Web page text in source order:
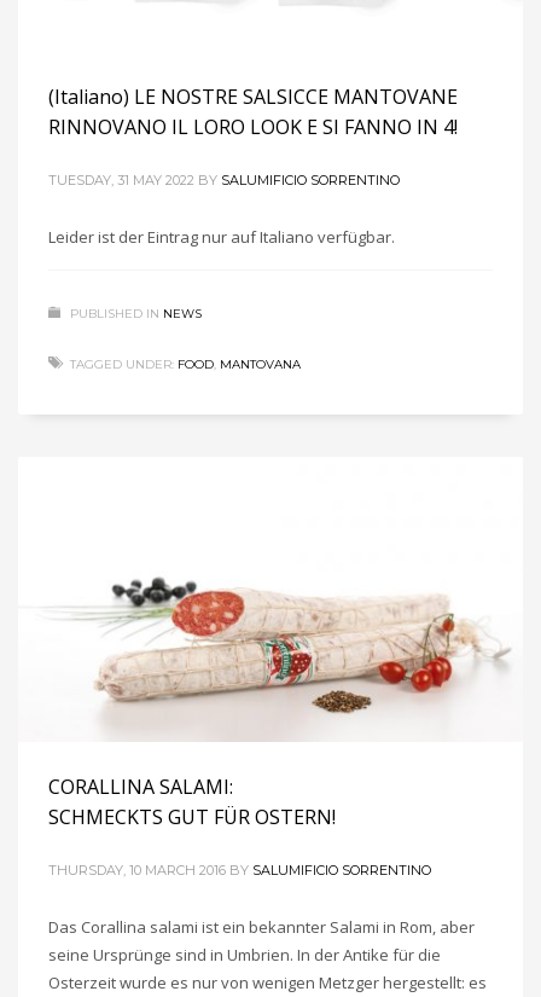
(Italiano) LE NOSTRE SALSICCE MANTOVANE
RINNOVANO IL LORO LOOK E SI FANNO IN 4!
TUESDAY, 31 MAY 2022 BY SALUMIFICIO SORRENTINO
Leider ist der Eintrag nur auf Italiano verfügbar.
PUBLISHED IN NEWS
TAGGED UNDER: FOOD, MANTOVANA
CORALLINA SALAMI:
SCHMECKTS GUT FÜR OSTERN!
THURSDAY, 10 MARCH 2016 BY SALUMIFICIO SORRENTINO
Das Corallina salami ist ein bekannter Salami in Rom, aber
seine Ursprünge sind in Umbrien. In der Antike für die
Osterzeit wurde es nur von wenigen Metzger hergestellt: es